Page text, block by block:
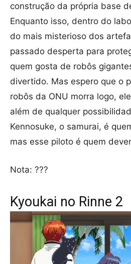
construção da própria base
Enquanto isso, dentro do
do mais misterioso dos
passado desperta para
quem gosta de robôs
divertido. Mas espero que o
robôs da ONU morra logo,
além de qualquer
Kennosuke, o samurai, é
mas esse piloto é quem
Nota: ???
Kyoukai no Rinne 2